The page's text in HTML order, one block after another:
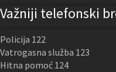
Važniji telefonski
Policija 122
Vatrogasna služba 123
Hitna pomoć 124